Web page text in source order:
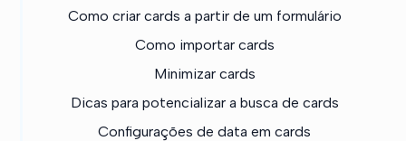
Como criar cards a partir de um formulário
Como importar cards
Minimizar cards
Dicas para potencializar a busca de cards
Configurações de data em cards